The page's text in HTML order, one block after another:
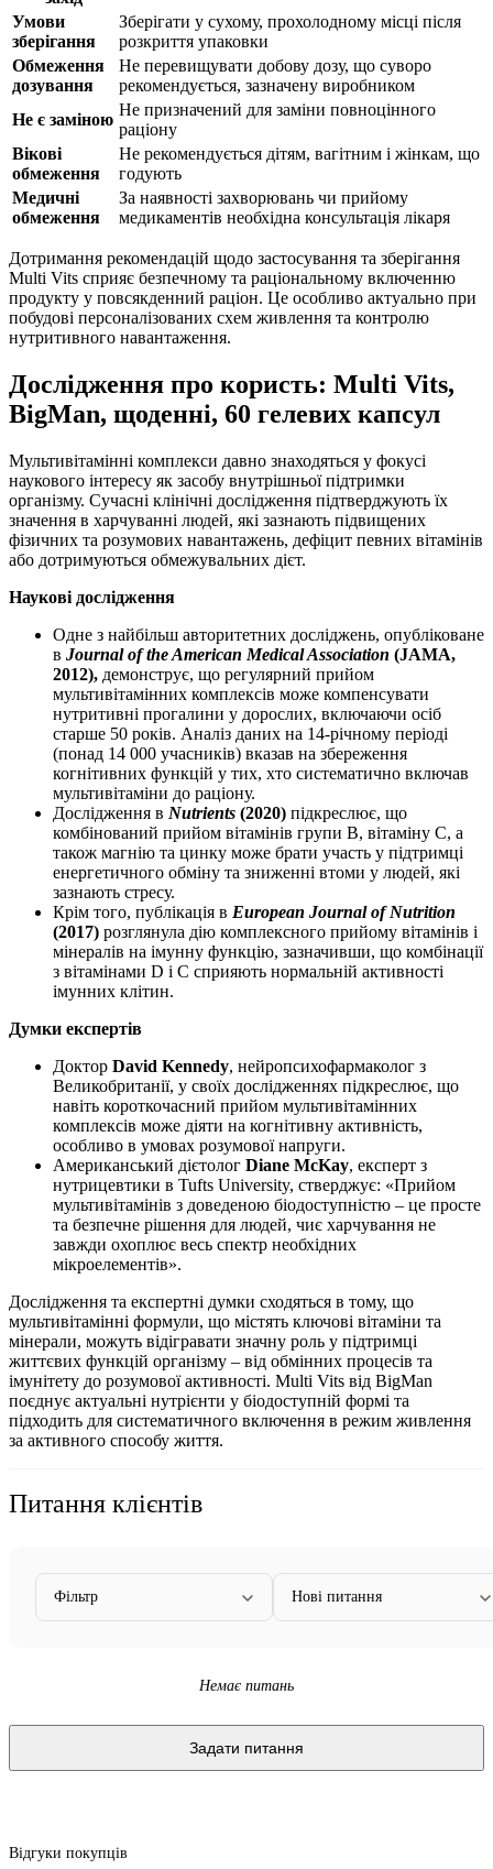
Умови
зберігання
Зберігати у сухому, прохолодному місці після
розкриття упаковки
Обмеження
дозування
Не перевищувати добову дозу, що суворо
рекомендується, зазначену виробником
Не є заміною
Не призначений для заміни повноцінного
раціону
Вікові
обмеження
Не рекомендується дітям, вагітним і жінкам, що
годують
Медичні
обмеження
За наявності захворювань чи прийому
медикаментів необхідна консультація лікаря
Дотримання рекомендацій щодо застосування та зберігання
Multi Vits сприяє безпечному та раціональному включенню
продукту у повсякденний раціон. Це особливо актуально при
побудові персоналізованих схем живлення та контролю
нутритивного навантаження.
Дослідження про користь: Multi Vits,
BigMan, щоденні, 60 гелевих капсул
Мультивітамінні комплекси давно знаходяться у фокусі
наукового інтересу як засобу внутрішньої підтримки
організму. Сучасні клінічні дослідження підтверджують їх
значення в харчуванні людей, які зазнають підвищених
фізичних та розумових навантажень, дефіцит певних вітамінів
або дотримуються обмежувальних дієт.
Наукові дослідження
Одне з найбільш авторитетних досліджень, опубліковане
в Journal of the American Medical Association (JAMA,
2012), демонструє, що регулярний прийом
мультивітамінних комплексів може компенсувати
нутритивні прогалини у дорослих, включаючи осіб
старше 50 років. Аналіз даних на 14-річному періоді
(понад 14 000 учасників) вказав на збереження
когнітивних функцій у тих, хто систематично включав
мультивітаміни до раціону.
Дослідження в Nutrients (2020) підкреслює, що
комбінований прийом вітамінів групи B, вітаміну C, а
також магнію та цинку може брати участь у підтримці
енергетичного обміну та зниженні втоми у людей, які
зазнають стресу.
Крім того, публікація в European Journal of Nutrition
(2017) розглянула дію комплексного прийому вітамінів і
мінералів на імунну функцію, зазначивши, що комбінації
з вітамінами D і C сприяють нормальній активності
імунних клітин.
Думки експертів
Доктор David Kennedy, нейропсихофармаколог з
Великобританії, у своїх дослідженнях підкреслює, що
навіть короткочасний прийом мультивітамінних
комплексів може діяти на когнітивну активність,
особливо в умовах розумової напруги.
Американський дієтолог Diane McKay, експерт з
нутрицевтики в Tufts University, стверджує: «Прийом
мультивітамінів з доведеною біодоступністю – це просте
та безпечне рішення для людей, чиє харчування не
завжди охоплює весь спектр необхідних
мікроелементів».
Дослідження та експертні думки сходяться в тому, що
мультивітамінні формули, що містять ключові вітаміни та
мінерали, можуть відігравати значну роль у підтримці
життєвих функцій організму – від обмінних процесів та
імунітету до розумової активності. Multi Vits від BigMan
поєднує актуальні нутрієнти у біодоступній формі та
підходить для систематичного включення в режим живлення
за активного способу життя.
Питання клієнтів
Фільтр Нові питання
Немає питань
Задати питання
Відгуки покупців